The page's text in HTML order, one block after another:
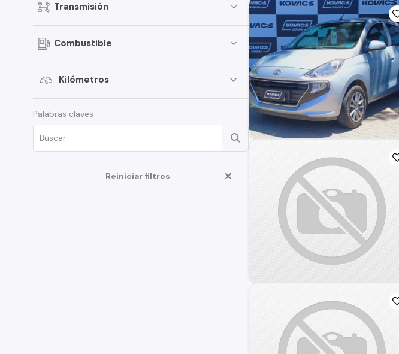
Elantra
i30
i20
Verna
Venue
Grand i-10 Sedán
Transmisión
Combustible
Kilómetros
Palabras claves
Reiniciar filtros